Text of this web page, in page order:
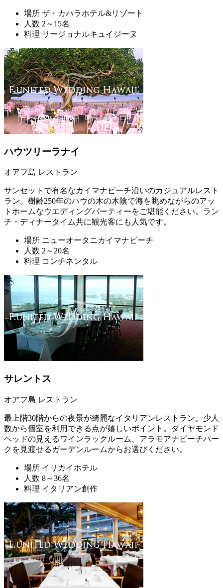
場所 ザ・カハラホテル&リゾート
人数 2～15名
料理 リージョナルキュイジーヌ
ハウツリーラナイ
オアフ島 レストラン
サンセットで有名なカイマナビーチ沿いのカジュアルレスト
ラン。樹齢250年のハウの木の木陰で海を眺めながらのアッ
トホームなウエディングパーティーをご堪能ください。ラン
チ・ディナータイム共に観光客にも人気です。
場所 ニューオータニカイマナビーチ
人数 2～20名
料理 コンチネンタル
サレントス
オアフ島 レストラン
最上階30階からの夜景が綺麗なイタリアンレストラン。少人
数から個室を利用できる点が嬉しいポイント。ダイヤモンド
ヘッドの見えるワインラックルーム、アラモアナビーチパー
クを見渡せるガーデンルームからお選びください。
場所 イリカイホテル
人数 8～36名
料理 イタリアン創作